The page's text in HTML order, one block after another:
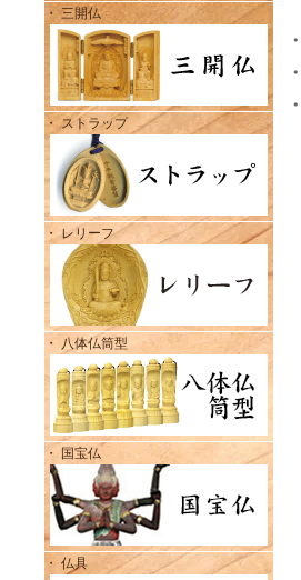
・ 三開仏
・ ストラップ
・ レリーフ
・ 八体仏筒型
・ 国宝仏
・ 仏具
・
・
・